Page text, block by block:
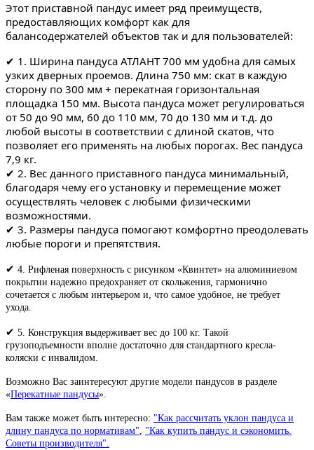
Этот приставной пандус имеет ряд преимуществ,
предоставляющих комфорт как для
балансодержателей объектов так и для пользователей:
✔ 1. Ширина пандуса АТЛАНТ 700 мм удобна для самых
узких дверных проемов. Длина 750 мм: скат в каждую
сторону по 300 мм + перекатная горизонтальная
площадка 150 мм. Высота пандуса может регулироваться
от 50 до 90 мм, 60 до 110 мм, 70 до 130 мм и т.д. до
любой высоты в соответствии с длиной скатов, что
позволяет его применять на любых порогах. Вес пандуса
7,9 кг.
✔ 2. Вес данного приставного пандуса минимальный,
благодаря чему его установку и перемещение может
осуществлять человек с любыми физическими
возможностями.
✔ 3. Размеры пандуса помогают комфортно преодолевать
любые пороги и препятствия.
✔ 4. Рифленая поверхность с рисунком «Квинтет» на алюминиевом
покрытии надежно предохраняет от скольжения, гармонично
сочетается с любым интерьером и, что самое удобное, не требует
ухода.
✔ 5. Конструкция выдерживает вес до 100 кг. Такой
грузоподъемности вполне достаточно для стандартного кресла-
коляски с инвалидом.
Возможно Вас заинтересуют другие модели пандусов в разделе
«Перекатные пандусы».
Вам также может быть интересно: "Как рассчитать уклон пандуса и
длину пандуса по нормативам", "Как купить пандус и сэкономить.
Советы производителя".